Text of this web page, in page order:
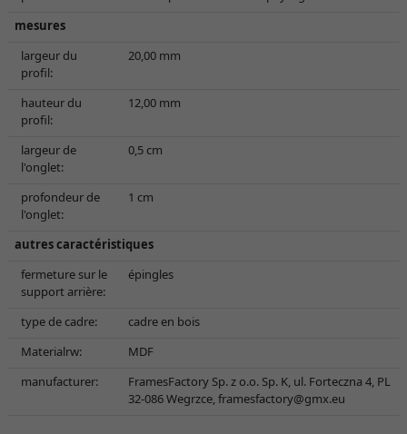
mesures
largeur du
profil:
20,00 mm
hauteur du
profil:
12,00 mm
largeur de
l'onglet:
0,5 cm
profondeur de
l'onglet:
1 cm
autres caractéristiques
fermeture sur le
support arrière:
épingles
type de cadre:
cadre en bois
Materialrw:
MDF
manufacturer:
FramesFactory Sp. z o.o. Sp. K, ul. Forteczna 4, PL
32-086 Wegrzce,framesfactory@gmx.eu